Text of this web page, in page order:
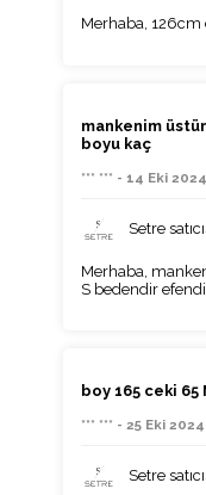
Merhaba, 126cm
mankenim
boyu kaç
*** *** - 14 Eki 2024
Setre
Merhaba,
S bedendir
boy 165 ceki
*** *** - 25 Eki 2024
Setre